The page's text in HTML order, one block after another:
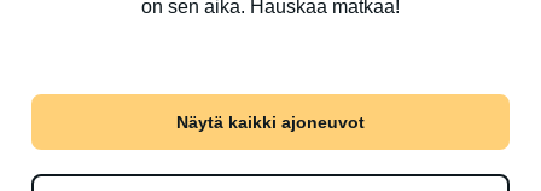
on sen aika. Hauskaa matkaa!
Näytä kaikki ajoneuvot